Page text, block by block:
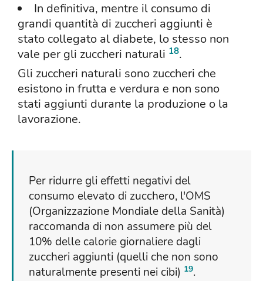
In definitiva, mentre il consumo di
grandi quantità di zuccheri aggiunti è
stato collegato al diabete, lo stesso non
vale per gli zuccheri naturali 18.
Gli zuccheri naturali sono zuccheri che
esistono in frutta e verdura e non sono
stati aggiunti durante la produzione o la
lavorazione.
Per ridurre gli effetti negativi del
consumo elevato di zucchero, l'OMS
(Organizzazione Mondiale della Sanità)
raccomanda di non assumere più del
10% delle calorie giornaliere dagli
zuccheri aggiunti (quelli che non sono
naturalmente presenti nei cibi) 19.